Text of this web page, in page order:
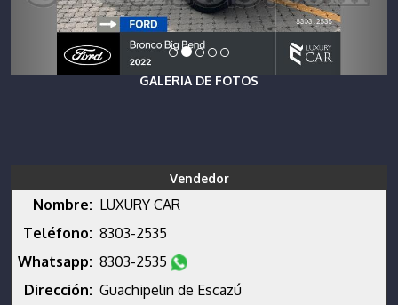
GALERIA DE FOTOS
Vendedor
Nombre: LUXURY CAR
Teléfono: 8303-2535
Whatsapp: 8303-2535
Dirección: Guachipelin de Escazú